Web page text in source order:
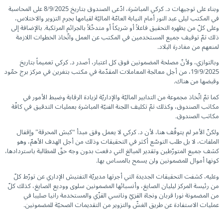
وبناء على توجيهات د. كركي المباشرة، ادّعى الصندوق بتاريخ 8/9/2025 على المحاسبة
في المكتب ليلى عبد النور أمام النيابة العامّة الماليّة لقيامها بجرم التزوير والاختلاس،
وعلى كلّ من يظهره التحقيق فاعلاً أو شريكاً أو متدخّلاً بالجرائم المرتكبة. بالإضافة إلى
ذلك تمّ توقيف جميع المستخدمين في المكتب عن العمل واتّخاذ الخطوات اللازمة
لمنعهم من مغادرة البلاد.
وبالتوازي، ولأنّ مصلحة المضمونين فوق كل اعتبار، أصدر د. كركي تعميماً بتاريخ
19/9/2025، من أجل معالجة المعاملات المقدّمة في مكتب بتغرين في مركز برج حمّود
وقبضها من هناك.
كما تمّ اتّخاذ مجموعة من التدابير الماليّة والإداريّة لزيادة الرقابة وضبط الأمور في
مكاتب الصندوق، وكذلك تمّ تكليف اللجنة الفنيّة المباشرة بعمليات التدقيق في كافّة
مكاتب الصندوق.
ولكنّ الأمر لم يتوقّف هنا، لأن د. كركي لا يعمل وفق مبدأ “كبش المحرقة” وإقفال
الملفات، لا بل طلب التوسّع أكثر في التحقيقات وذلك من أجل الهدف الأهمّ، وهو
كشف جميع المتورّطين وتقدير المبالغ التي دفعت بدون وجه حقّ للمطالبة باستردادها،
كونها أموال للمضمونين ولن يسمح بالمساس بها.
وعليه، كشفت التحقيقات الجديدة التي أجرتها مديريّة التفتيش الإداري عن تورّط كلّ
من رئيسة المركز ليليان الصايغ، وأنسبائها المضمونين سلوى ووديع الصايغ، كذلك كلّ
من المضمونة نورا قربان ونجاة القزيّ ونانسي القزّي والمستخدمة رانيا صليبا في
عمليات الاستفادة عن طريق الغشّ والتزوير من التقديمات الصحيّة للمضمونين.